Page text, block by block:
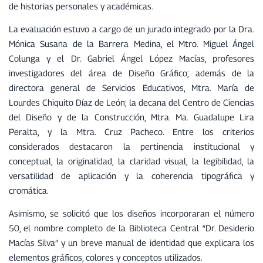
de historias personales y académicas.
La evaluación estuvo a cargo de un jurado integrado por la Dra.
Mónica Susana de la Barrera Medina, el Mtro. Miguel Ángel
Colunga y el Dr. Gabriel Ángel López Macías, profesores
investigadores del área de Diseño Gráfico; además de la
directora general de Servicios Educativos, Mtra. María de
Lourdes Chiquito Díaz de León; la decana del Centro de Ciencias
del Diseño y de la Construcción, Mtra. Ma. Guadalupe Lira
Peralta, y la Mtra. Cruz Pacheco. Entre los criterios
considerados destacaron la pertinencia institucional y
conceptual, la originalidad, la claridad visual, la legibilidad, la
versatilidad de aplicación y la coherencia tipográfica y
cromática.
Asimismo, se solicitó que los diseños incorporaran el número
50, el nombre completo de la Biblioteca Central “Dr. Desiderio
Macías Silva” y un breve manual de identidad que explicara los
elementos gráficos, colores y conceptos utilizados.